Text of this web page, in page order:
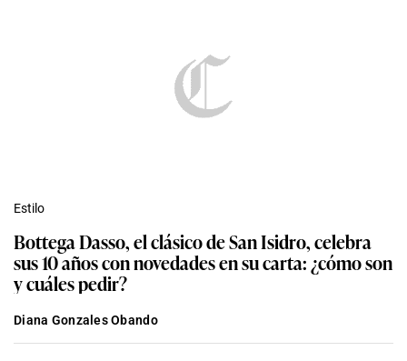
Estilo
Bottega Dasso, el clásico de San Isidro, celebra
sus 10 años con novedades en su carta: ¿cómo son
y cuáles pedir?
Diana Gonzales Obando